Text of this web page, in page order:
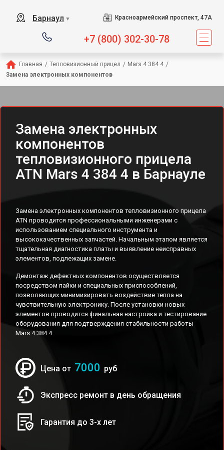
Барнаул ▼ Красноармейский проспект, 47А
+7 (800) 302-30-78
Главная / Тепловизионный прицел / Mars 4 384 4 /
Замена электронных компонентов
Замена электронных
компонентов
тепловизионного прицела
ATN Mars 4 384 4 в Барнауле
Замена электронных компонентов тепловизионного прицела
ATN проводится профессиональными инженерами с
использованием специального инструмента и
высококачественных запчастей. Начальным этапом является
тщательная диагностика платы и выявление неисправных
элементов, подлежащих замене.
Демонтаж дефектных компонентов осуществляется
посредством пайки и специальных приспособлений,
позволяющих минимизировать воздействие тепла на
чувствительную электронику. После установки новых
элементов проводится финальная настройка и тестирование
оборудования для подтверждения стабильности работы
Mars 4 384 4.
Цена от 7000 руб
Экспресс ремонт в день обращения
Гарантия до 3-х лет